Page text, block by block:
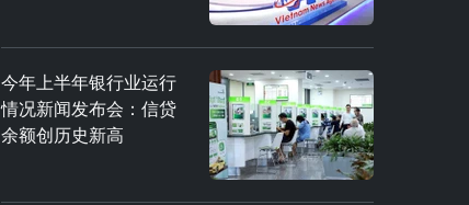
今年上半年银行业运行
情况新闻发布会：信贷
余额创历史新高